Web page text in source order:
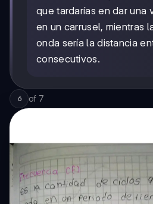
que tardarías en dar una
en un carrusel, mientras
onda sería la distancia
consecutivos.
6 of 7